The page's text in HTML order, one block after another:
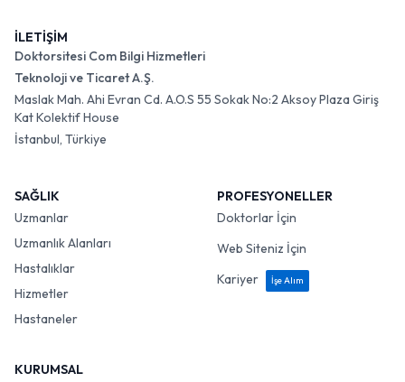
İLETİŞİM
Doktorsitesi Com Bilgi Hizmetleri
Teknoloji ve Ticaret A.Ş.
Maslak Mah. Ahi Evran Cd. A.O.S 55 Sokak No:2 Aksoy Plaza Giriş
Kat Kolektif House
İstanbul, Türkiye
SAĞLIK
Uzmanlar
Uzmanlık Alanları
Hastalıklar
Hizmetler
Hastaneler
PROFESYONELLER
Doktorlar İçin
Web Siteniz İçin
Kariyer
İşe Alım
KURUMSAL